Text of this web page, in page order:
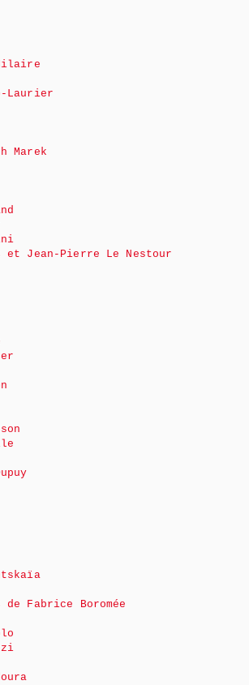
Laurier
Marek
et Jean-Pierre Le Nestour
de Fabrice Boromée